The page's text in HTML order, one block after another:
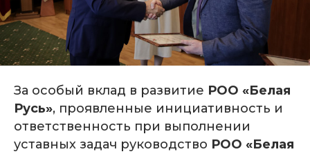
За особый вклад в развитие РОО «Белая
Русь», проявленные инициативность и
ответственность при выполнении
уставных задач руководство РОО «Белая